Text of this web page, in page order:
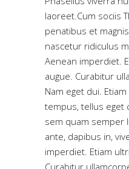
laoreet.Cum sociis
penatibus et
nascetur ridiculus
Aenean imperdiet.
augue. Curabitur
Nam eget dui.
tempus, tellus eget
sem quam semper
ante, dapibus in,
imperdiet. Etiam
Curabitur